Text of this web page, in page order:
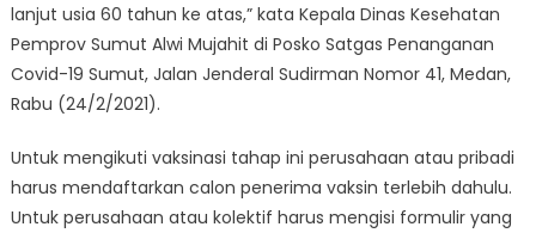
lanjut usia 60 tahun ke atas,” kata Kepala Dinas Kesehatan
Pemprov Sumut Alwi Mujahit di Posko Satgas Penanganan
Covid-19 Sumut, Jalan Jenderal Sudirman Nomor 41, Medan,
Rabu (24/2/2021).
Untuk mengikuti vaksinasi tahap ini perusahaan atau pribadi
harus mendaftarkan calon penerima vaksin terlebih dahulu.
Untuk perusahaan atau kolektif harus mengisi formulir yang